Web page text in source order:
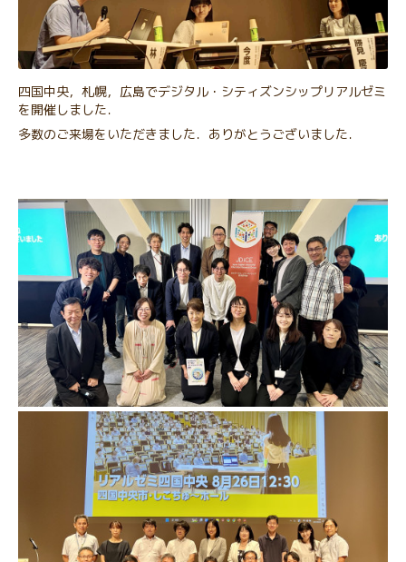
四国中央，札幌，広島でデジタル・シティズンシップリアルゼミ
を開催しました．
多数のご来場をいただきました．ありがとうございました．